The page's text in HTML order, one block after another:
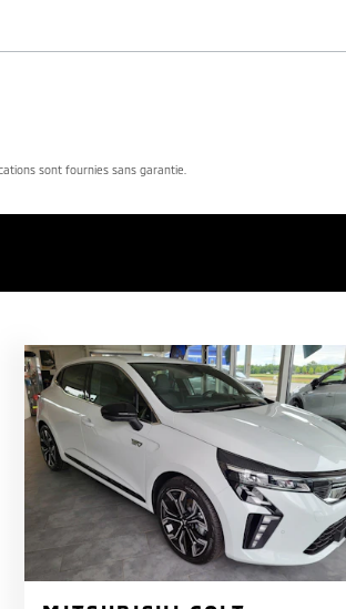
sont fournies sans garantie.